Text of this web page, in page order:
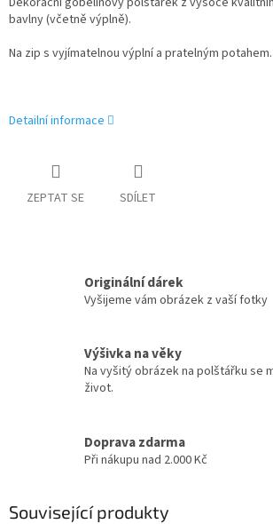
bavlny (včetně výplně).
Na zip s vyjímatelnou výplní a pratelným potahem.
Detailní informace
ZEPTAT SE SDÍLET
Originální dárek
Vyšijeme vám obrázek z vaší fotky
Výšivka na věky
Na vyšitý obrázek na polštářku se
život.
Doprava zdarma
Při nákupu nad 2.000 Kč
Související produkty